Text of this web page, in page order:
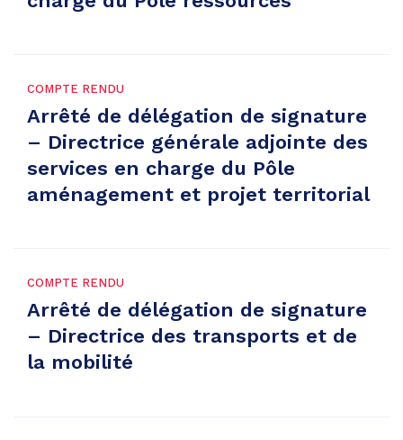
COMPTE RENDU
Arrêté de délégation de signature
– Directrice générale adjointe des
services en charge du Pôle
aménagement et projet territorial
COMPTE RENDU
Arrêté de délégation de signature
– Directrice des transports et de
la mobilité